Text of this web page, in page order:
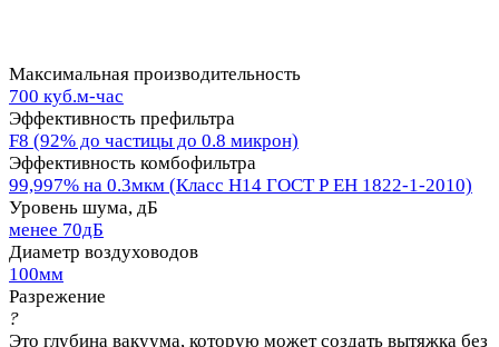
Максимальная производительность
700 куб.м-час
Эффективность префильтра
F8 (92% до частицы до 0.8 микрон)
Эффективность комбофильтра
99,997% на 0.3мкм (Класс Н14 ГОСТ Р ЕН 1822-1-2010)
Уровень шума, дБ
менее 70дБ
Диаметр воздуховодов
100мм
Разрежение
?
Это глубина вакуума, которую может создать вытяжка без